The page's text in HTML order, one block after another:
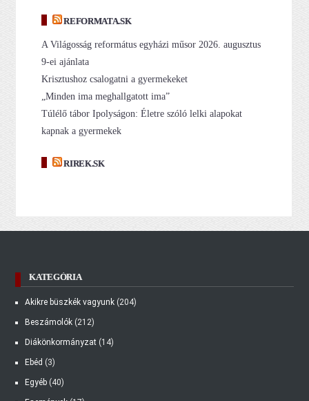
REFORMATA.SK
A Világosság református egyházi műsor 2026. augusztus
9-ei ajánlata
Krisztushoz csalogatni a gyermekeket
„Minden ima meghallgatott ima”
Túlélő tábor Ipolyságon: Életre szóló lelki alapokat
kapnak a gyermekek
RIREK.SK
KATEGÓRIA
Akikre büszkék vagyunk (204)
Beszámolók (212)
Diákönkormányzat (14)
Ebéd (3)
Egyéb (40)